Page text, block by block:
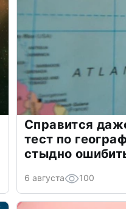
Справится
тест по
стыдно
6 августа 100